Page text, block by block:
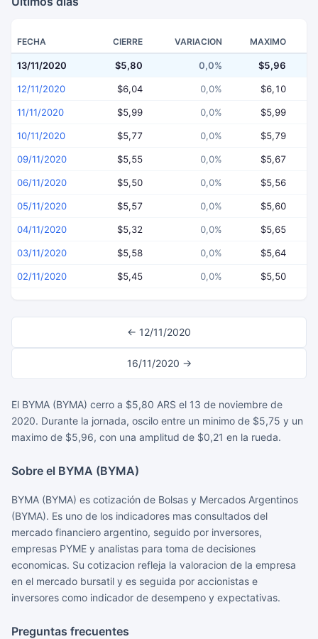
FECHA CIERRE VARIACION MAXIMO
13/11/2020 $5,80 0,0% $5,96
12/11/2020 $6,04 0,0% $6,10
11/11/2020 $5,99 0,0% $5,99
10/11/2020 $5,77 0,0% $5,79
09/11/2020 $5,55 0,0% $5,67
06/11/2020 $5,50 0,0% $5,56
05/11/2020 $5,57 0,0% $5,60
04/11/2020 $5,32 0,0% $5,65
03/11/2020 $5,58 0,0% $5,64
02/11/2020 $5,45 0,0% $5,50
← 12/11/2020
16/11/2020 →
El BYMA (BYMA) cerro a $5,80 ARS el 13 de noviembre de
2020. Durante la jornada, oscilo entre un minimo de $5,75 y un
maximo de $5,96, con una amplitud de $0,21 en la rueda.
Sobre el BYMA (BYMA)
BYMA (BYMA) es cotización de Bolsas y Mercados Argentinos
(BYMA). Es uno de los indicadores mas consultados del
mercado financiero argentino, seguido por inversores,
empresas PYME y analistas para toma de decisiones
economicas. Su cotizacion refleja la valoracion de la empresa
en el mercado bursatil y es seguida por accionistas e
inversores como indicador de desempeno y expectativas.
Preguntas frecuentes